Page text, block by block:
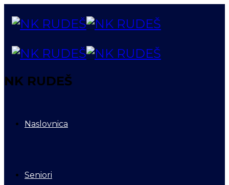
NK RUDEŠ
Naslovnica
Seniori